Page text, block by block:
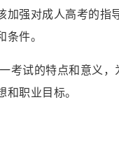
强对成人高考的
件。
试的特点和意义
职业目标。